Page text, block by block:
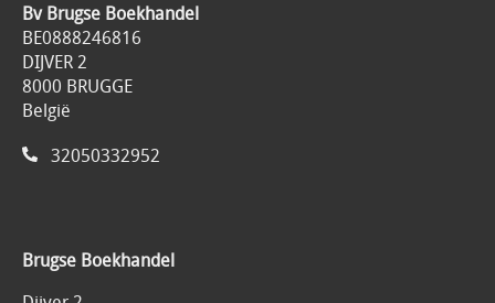
Bv Brugse Boekhandel
BE0888246816
DIJVER 2
8000 BRUGGE
België
32050332952
Brugse Boekhandel